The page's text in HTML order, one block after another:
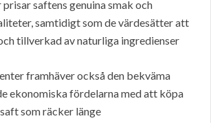
saftens genuina smak och
samtidigt som de värdesätter att
tillverkad av naturliga ingredienser
framhäver också den bekväma
ekonomiska fördelarna med att köpa
som räcker länge